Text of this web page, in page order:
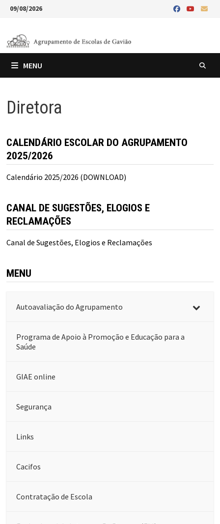
Skip09/08/2026
MENU
Diretora
CALENDÁRIO ESCOLAR DO AGRUPAMENTO
2025/2026
Calendário 2025/2026 (DOWNLOAD)
CANAL DE SUGESTÕES, ELOGIOS E
RECLAMAÇÕES
Canal de Sugestões, Elogios e Reclamações
MENU
Autoavaliação do Agrupamento
Programa de Apoio à Promoção e Educação para a
Saúde
GIAE online
Segurança
Links
Cacifos
Contratação de Escola